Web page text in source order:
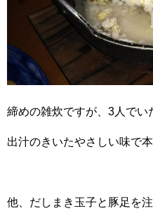
締めの雑炊ですが、3人でい
出汁のきいたやさしい味で
他、だしまき玉子と豚足を注